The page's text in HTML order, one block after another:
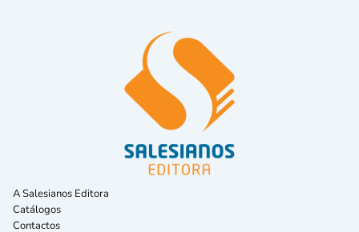
A Salesianos Editora
Catálogos
Contactos